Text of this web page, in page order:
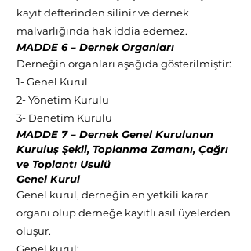
kayıt defterinden silinir ve dernek
malvarlığında hak iddia edemez.
MADDE 6 – Dernek Organları
Derneğin organları aşağıda gösterilmiştir:
1- Genel Kurul
2- Yönetim Kurulu
3- Denetim Kurulu
MADDE 7 – Dernek Genel Kurulunun
Kuruluş Şekli, Toplanma Zamanı, Çağrı
ve Toplantı Usulü
Genel Kurul
Genel kurul, derneğin en yetkili karar
organı olup derneğe kayıtlı asıl üyelerden
oluşur.